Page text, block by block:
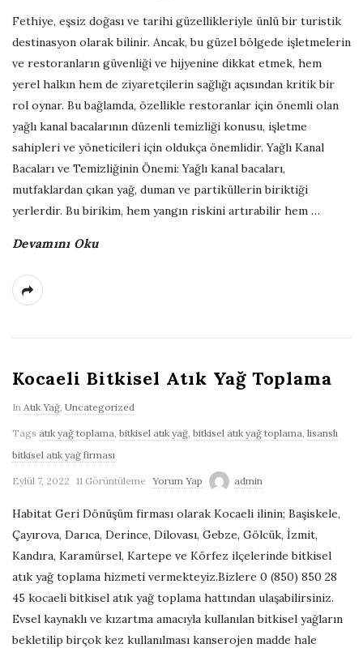
Fethiye, eşsiz doğası ve tarihi güzellikleriyle ünlü bir turistik
destinasyon olarak bilinir. Ancak, bu güzel bölgede işletmelerin
ve restoranların güvenliği ve hijyenine dikkat etmek, hem
yerel halkın hem de ziyaretçilerin sağlığı açısından kritik bir
rol oynar. Bu bağlamda, özellikle restoranlar için önemli olan
yağlı kanal bacalarının düzenli temizliği konusu, işletme
sahipleri ve yöneticileri için oldukça önemlidir. Yağlı Kanal
Bacaları ve Temizliğinin Önemi: Yağlı kanal bacaları,
mutfaklardan çıkan yağ, duman ve partiküllerin biriktiği
yerlerdir. Bu birikim, hem yangın riskini artırabilir hem …
Devamını Oku
Kocaeli Bitkisel Atık Yağ Toplama
In Atık Yağ Uncategorized
Tags atık yağ toplama bitkisel atık yağ bitkisel atık yağ toplama lisanslı
bitkisel atık yağ firması
Eylül 7, 2022 11 Görüntüleme Yorum Yap admin
Habitat Geri Dönüşüm firması olarak Kocaeli ilinin; Başiskele,
Çayırova, Darıca, Derince, Dilovası, Gebze, Gölcük, İzmit,
Kandıra, Karamürsel, Kartepe ve Körfez ilçelerinde bitkisel
atık yağ toplama hizmeti vermekteyiz.Bizlere 0 (850) 850 28
45 kocaeli bitkisel atık yağ toplama hattından ulaşabilirsiniz.
Evsel kaynaklı ve kızartma amacıyla kullanılan bitkisel yağların
bekletilip birçok kez kullanılması kanserojen madde hale